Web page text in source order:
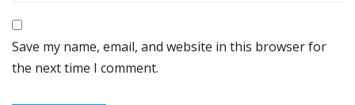
Save my name, email, and website in this browser for
the next time I comment.